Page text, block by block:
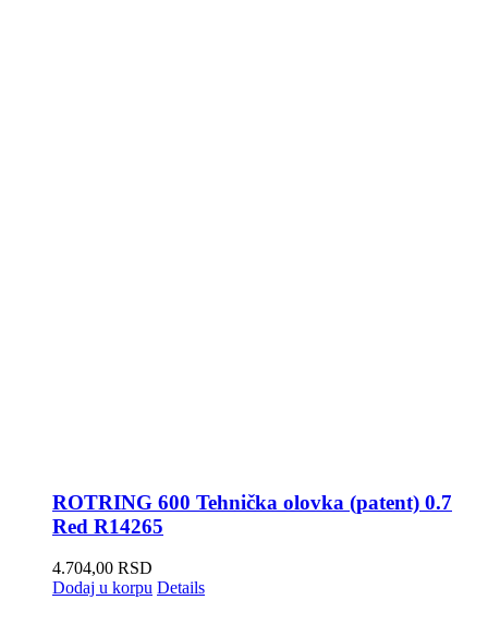
ROTRING 600 Tehnička olovka (patent) 0.7
Red R14265
4.704,00 RSD
Dodaj u korpu Details